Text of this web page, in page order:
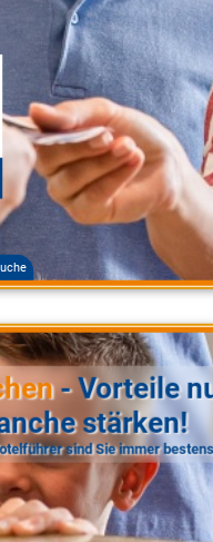
- Vorteile
stärken!
sind Sie immer